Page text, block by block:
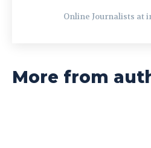
Online Journalists at
More from